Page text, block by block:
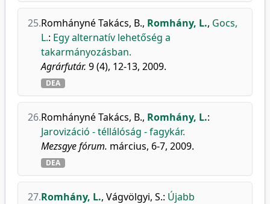
25.Romhányné Takács, B., Romhány, L., Gocs,
L.: Egy alternatív lehetőség a
takarmányozásban.
Agrárfutár. 9 (4), 12-13, 2009.
DEA
26.Romhányné Takács, B., Romhány, L.:
Jarovizáció - téllálóság - fagykár.
Mezsgye fórum. március, 6-7, 2009.
DEA
27.Romhány, L., Vágvölgyi, S.: Újabb